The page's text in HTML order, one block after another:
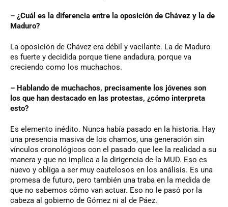
– ¿Cuál es la diferencia entre la oposición de Chávez y la de
Maduro?
La oposición de Chávez era débil y vacilante. La de Maduro
es fuerte y decidida porque tiene andadura, porque va
creciendo como los muchachos.
– Hablando de muchachos, precisamente los jóvenes son
los que han destacado en las protestas, ¿cómo interpreta
esto?
Es elemento inédito. Nunca había pasado en la historia. Hay
una presencia masiva de los chamos, una generación sin
vínculos cronológicos con el pasado que lee la realidad a su
manera y que no implica a la dirigencia de la MUD. Eso es
nuevo y obliga a ser muy cautelosos en los análisis. Es una
promesa de futuro, pero también una traba en la medida de
que no sabemos cómo van actuar. Eso no le pasó por la
cabeza al gobierno de Gómez ni al de Páez.